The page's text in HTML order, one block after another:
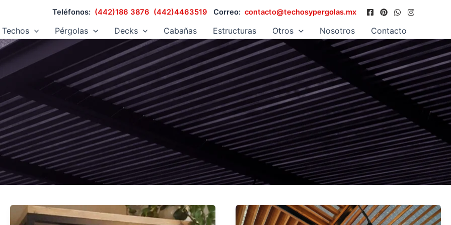
Teléfonos: (442)186 3876 (442)4463519 Correo: contacto@techosypergolas.mx
Techos Pérgolas Decks Cabañas Estructuras Otros Nosotros Contacto